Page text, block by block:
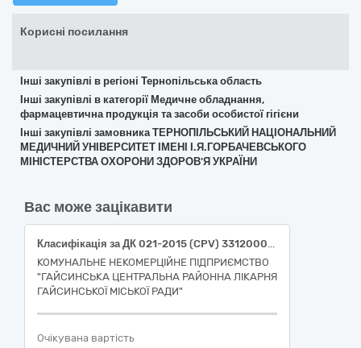
Корисні посилання
Інші закупівлі в регіоні Тернопільська область
Інші закупівлі в категорії Медичне обладнання,
фармацевтична продукція та засоби особистої гігієни
Інші закупівлі замовника ТЕРНОПІЛЬСЬКИЙ НАЦІОНАЛЬНИЙ
МЕДИЧНИЙ УНІВЕРСИТЕТ ІМЕНІ І.Я.ГОРБАЧЕВСЬКОГО
МІНІСТЕРСТВА ОХОРОНИ ЗДОРОВ'Я УКРАЇНИ
Вас може зацікавити
Класифікація за ДК 021-2015 (CPV) 33120000-7 — Системи реєстрації медичної інформації та дослідне обладнання, (номенклатурна позиція ДК 021: 2015 – 33124100-6 – Діагностичні прилади), (НК 024:2023- 17148 — Пульсоксиметр із живленням від мережі) Пульсоксиметр
КОМУНАЛЬНЕ НЕКОМЕРЦІЙНЕ ПІДПРИЄМСТВО
"ГАЙСИНСЬКА ЦЕНТРАЛЬНА РАЙОННА ЛІКАРНЯ
ГАЙСИНСЬКОЇ МІСЬКОЇ РАДИ"
Очікувана вартість